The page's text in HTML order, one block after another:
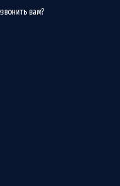
вам?